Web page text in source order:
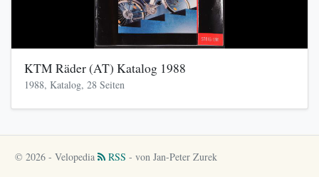
KTM Räder (AT) Katalog 1988
1988, Katalog, 28 Seiten
© 2026 - Velopedia RSS - von Jan-Peter Zurek